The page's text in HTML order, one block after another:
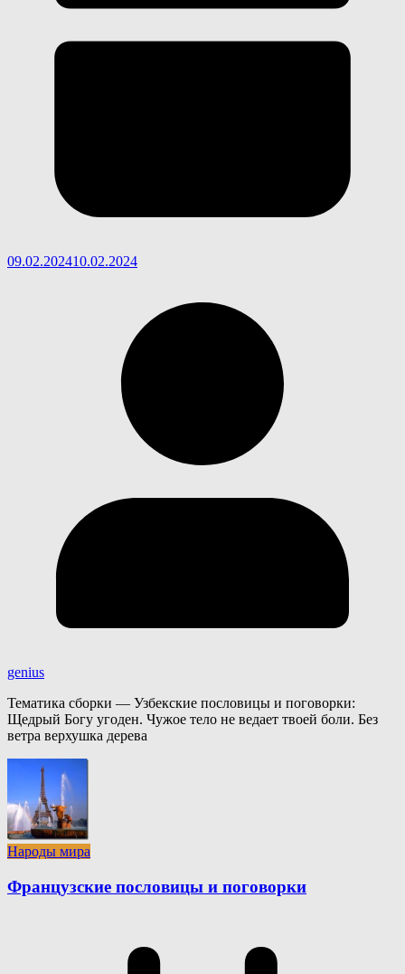
09.02.202410.02.2024
genius
Тематика сборки — Узбекские пословицы и поговорки:
Щедрый Богу угоден. Чужое тело не ведает твоей боли. Без
ветра верхушка дерева
Народы мира
Французские пословицы и поговорки